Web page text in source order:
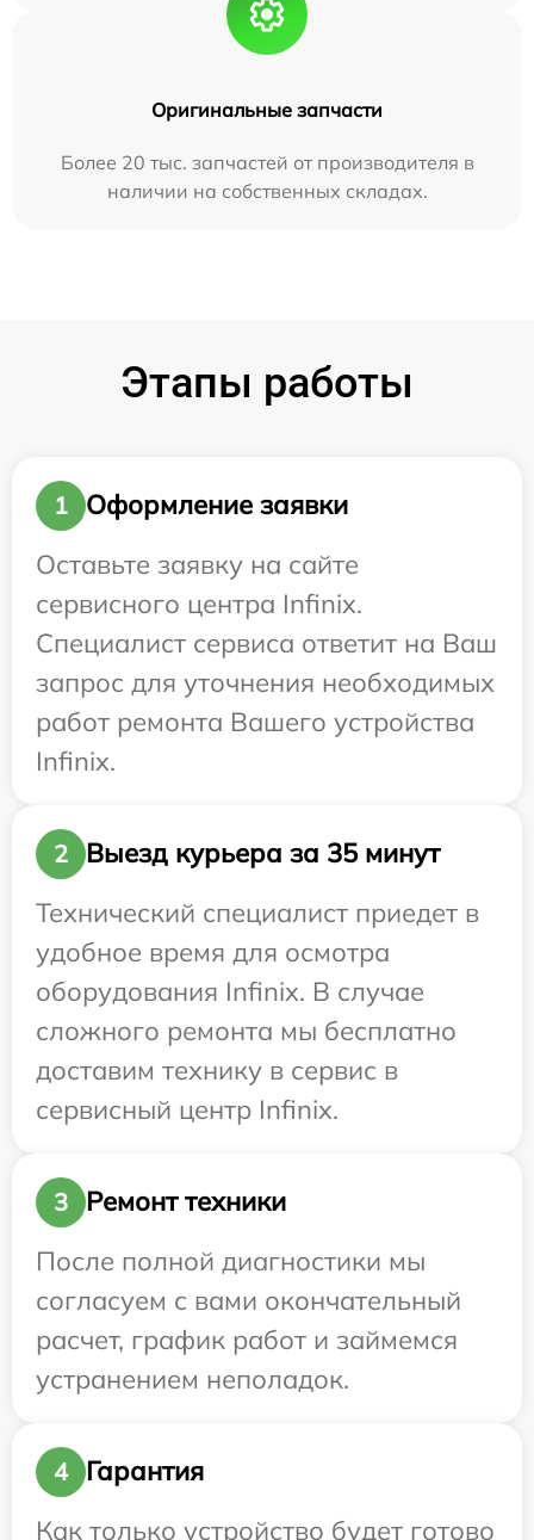
Оригинальные запчасти
Более 20 тыс. запчастей от производителя в
наличии на собственных складах.
Этапы работы
1
Оформление заявки
Оставьте заявку на сайте
сервисного центра Infinix.
Специалист сервиса ответит на Ваш
запрос для уточнения необходимых
работ ремонта Вашего устройства
Infinix.
2
Выезд курьера за 35 минут
Технический специалист приедет в
удобное время для осмотра
оборудования Infinix. В случае
сложного ремонта мы бесплатно
доставим технику в сервис в
сервисный центр Infinix.
3
Ремонт техники
После полной диагностики мы
согласуем с вами окончательный
расчет, график работ и займемся
устранением неполадок.
4
Гарантия
Как только устройство будет готово